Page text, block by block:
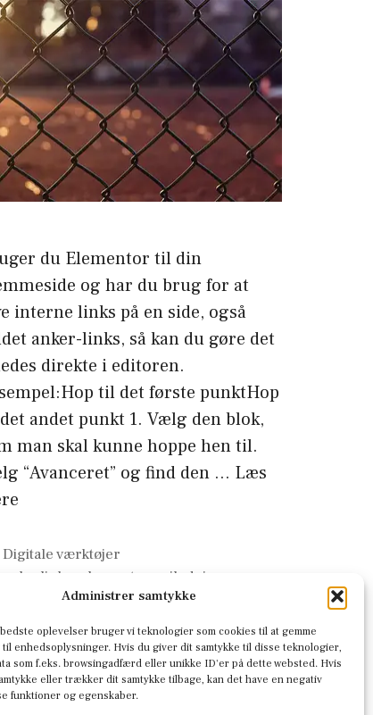
Administrer samtykke
oplevelser bruger vi teknologier som cookies til at gemme
til enhedsoplysninger. Hvis du giver dit samtykke til disse teknologier,
som f.eks. browsingadfærd eller unikke ID'er på dette websted. Hvis
eller trækker dit samtykke tilbage, kan det have en negativ
funktioner og egenskaber.
du Elementor til din
og har du brug for at
interne links på en side, også
anker-links, så kan du gøre det
direkte i editoren.
til det første punktHop
andet punkt 1. Vælg den blok,
man skal kunne hoppe hen til.
“Avanceret” og find den … Læs
Kategorier
Digitale værktøjer
Tags
ankerlinks elementor vejledning